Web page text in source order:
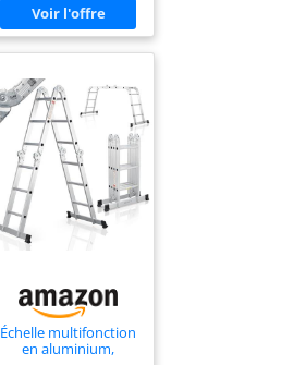
Échelle multifonction
en aluminium,